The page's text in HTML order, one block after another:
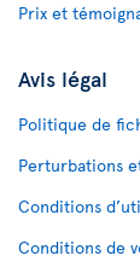
Prix et
Avis légal
Politique de
Perturbations
Conditions
Conditions de